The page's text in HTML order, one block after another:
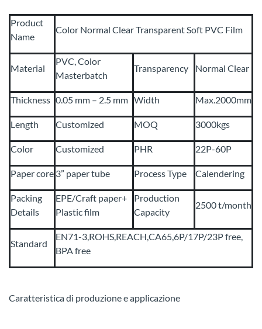
Product
Name
Color Normal Clear Transparent Soft PVC Film
Material
PVC, Color
Masterbatch
Transparency Normal Clear
Thickness 0.05 mm – 2.5 mm Width Max.2000mm
Length Customized MOQ 3000kgs
Color Customized PHR 22P-60P
Paper core 3” paper tube Process Type Calendering
Packing
Details
EPE/Craft paper+
Plastic film
Production
Capacity
2500 t/month
Standard
EN71-3,ROHS,REACH,CA65,6P/17P/23P free,
BPA free
Caratteristica di produzione e applicazione